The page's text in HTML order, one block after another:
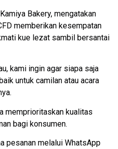
Bakery, mengatakan
memberikan kesempatan
kue lezat sambil bersantai
kami ingin agar siapa saja
untuk camilan atau acara
memprioritaskan kualitas
bagi konsumen.
pesanan melalui WhatsApp